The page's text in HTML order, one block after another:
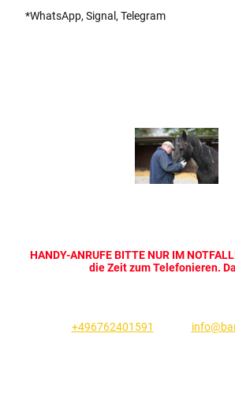
*WhatsApp, Signal, Telegram
HANDY-ANRUFE BITTE NUR IM
die Zeit zum Telefonieren.
+496762401591